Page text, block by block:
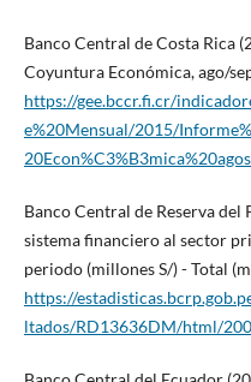
Banco Central de Costa Rica
Coyuntura Económica, ago/
https://gee.bccr.fi.cr/
e%20Mensual/2015/
Banco Central de Reserva
sistema financiero al sector
periodo (millones S/) - Total
https://
ltados/RD13636DM/html/